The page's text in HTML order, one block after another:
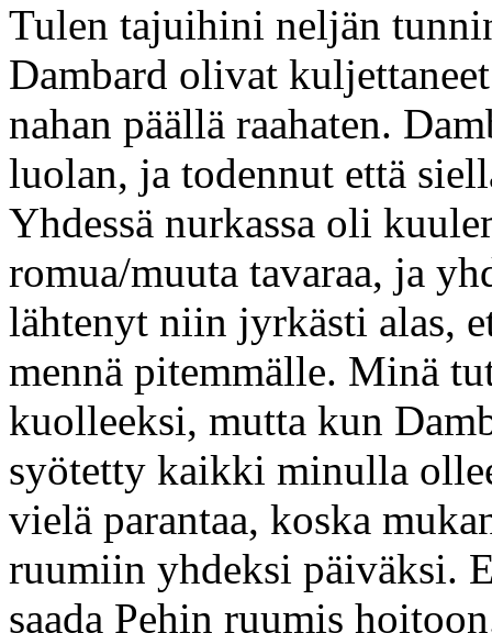
Tulen tajuihini neljän
Dambard olivat
nahan päällä raahaten.
luolan, ja todennut että
Yhdessä nurkassa oli
romua/muuta tavaraa, ja
lähtenyt niin jyrkästi alas,
mennä pitemmälle. Minä
kuolleeksi, mutta kun
syötetty kaikki minulla
vielä parantaa, koska
ruumiin yhdeksi päiväksi.
saada Pehin ruumis